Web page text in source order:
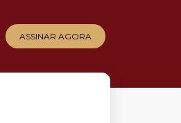
ASSINAR AGORA